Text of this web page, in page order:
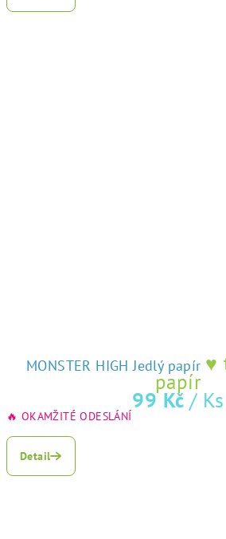
MONSTER HIGH Jedlý papír ♥
papír
99 Kč / Ks
🔥 OKAMŽITÉ ODESLÁNÍ
Detail